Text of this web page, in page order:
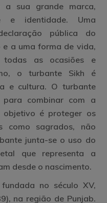
a sua grande marca,
e identidade. Uma
pública do
a uma forma de vida,
as ocasiões e
o turbante Sikh é
e cultura. O turbante
combinar com a
objetivo é proteger os
como sagrados, não
junta-se o uso do
que representa a
desde o nascimento.
no século XV,
na região de Punjab.